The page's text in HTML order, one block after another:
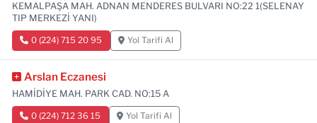
KEMALPAŞA MAH. ADNAN MENDERES BULVARI NO:22 1(SELENAY
TIP MERKEZİ YANI)
0 (224) 715 20 95 Yol Tarifi Al
Arslan Eczanesi
HAMİDİYE MAH. PARK CAD. NO:15 A
0 (224) 712 36 15 Yol Tarifi Al